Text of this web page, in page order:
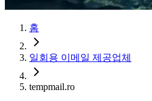
홈
일회용 이메일 제공업체
tempmail.ro